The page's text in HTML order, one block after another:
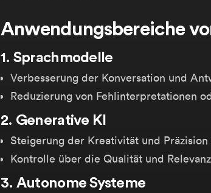
Anwendungsbereiche
1. Sprachmodelle
Verbesserung der Konversation und
Reduzierung von Fehlinterpretationen
2. Generative KI
Steigerung der Kreativität und
Kontrolle über die Qualität und
3. Autonome Systeme